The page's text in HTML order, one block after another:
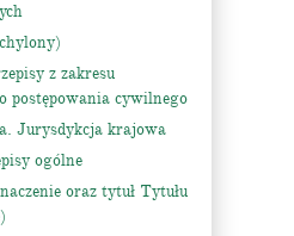
z zakresu
postępowania cywilnego
Jurysdykcja krajowa
ogólne
oraz tytuł Tytułu